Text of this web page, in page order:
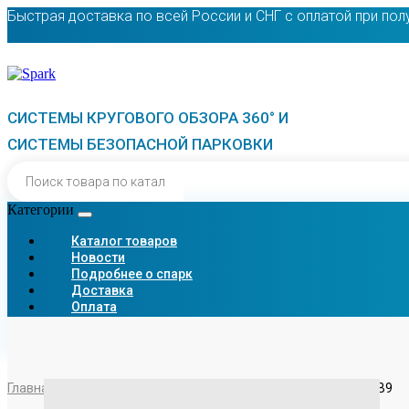
Быстрая доставка по всей России и СНГ с оплатой при
СИСТЕМЫ КРУГОВОГО ОБЗОРА 360° И
СИСТЕМЫ БЕЗОПАСНОЙ ПАРКОВКИ
Категории
Каталог товаров
Новости
Подробнее о спарк
Доставка
Оплата
Главная Камера переднего вида Spark-A14F для Audi A4 B9